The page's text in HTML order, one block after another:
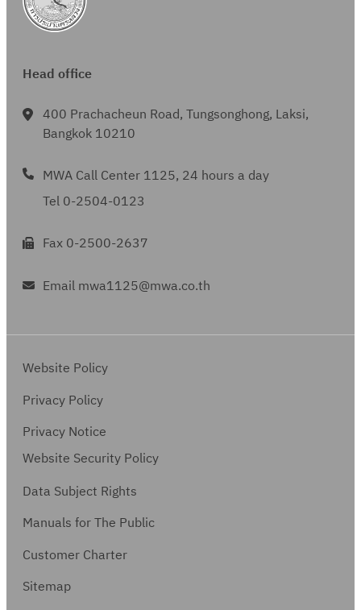
Head office
400 Prachacheun Road, Tungsonghong, Laksi,
Bangkok 10210
MWA Call Center 1125, 24 hours a day
Tel 0-2504-0123
Fax 0-2500-2637
Email mwa1125@mwa.co.th
Website Policy
Privacy Policy
Privacy Notice
Website Security Policy
Data Subject Rights
Manuals for The Public
Customer Charter
Sitemap